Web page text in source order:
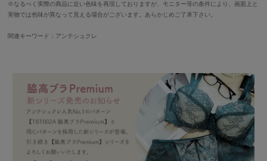
※なるべく実際の商品に近い色味を再現しておりますが、モニター等の条件により、画面上と
実物では色味が異なって見える場合がございます。あらかじめご了承下さい。
関連キーワード：アンテシュクレ